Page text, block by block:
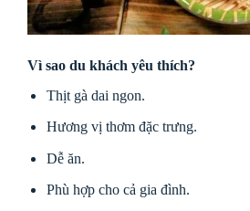
Vì sao du khách yêu thích?
Thịt gà dai ngon.
Hương vị thơm đặc trưng.
Dễ ăn.
Phù hợp cho cả gia đình.